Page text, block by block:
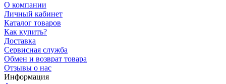
О компании
Личный кабинет
Каталог товаров
Как купить?
Доставка
Сервисная служба
Обмен и возврат товара
Отзывы о нас
Информация